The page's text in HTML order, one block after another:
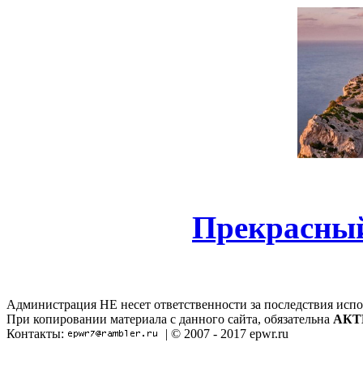
Администрация НЕ несет ответственности за последствия
При копировании материала с данного сайта, обязательна
Контакты:
| © 2007 - 2017 epwr.ru